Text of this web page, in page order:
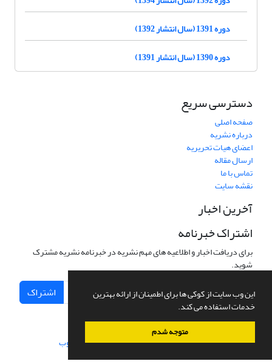
این وب سایت از کوکی ها برای اطمینان از ارائه بهترین
خدمات استفاده می کند.
متوجه شدم
دوره 1391 (سال انتشار 1392)
دوره 1390 (سال انتشار 1391)
دسترسی سریع
صفحه اصلی
درباره نشریه
اعضای هیات تحریریه
ارسال مقاله
تماس با ما
نقشه سایت
آخرین اخبار
اشتراک خبرنامه
برای دریافت اخبار و اطلاعیه های مهم نشریه در خبرنامه نشریه مشترک
شوید.
اشتراک
سامانه مدیریت نشریات علمی.طراحی و پیاده سازی از سیناوب